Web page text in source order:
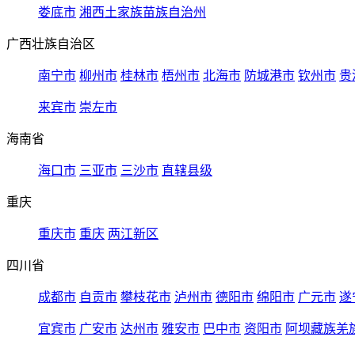
娄底市 湘西土家族苗族自治州
广西壮族自治区
南宁市 柳州市 桂林市 梧州市 北海市 防城港市 钦州市 贵
来宾市 崇左市
海南省
海口市 三亚市 三沙市 直辖县级
重庆
重庆市 重庆 两江新区
四川省
成都市 自贡市 攀枝花市 泸州市 德阳市 绵阳市 广元市 遂
宜宾市 广安市 达州市 雅安市 巴中市 资阳市 阿坝藏族羌